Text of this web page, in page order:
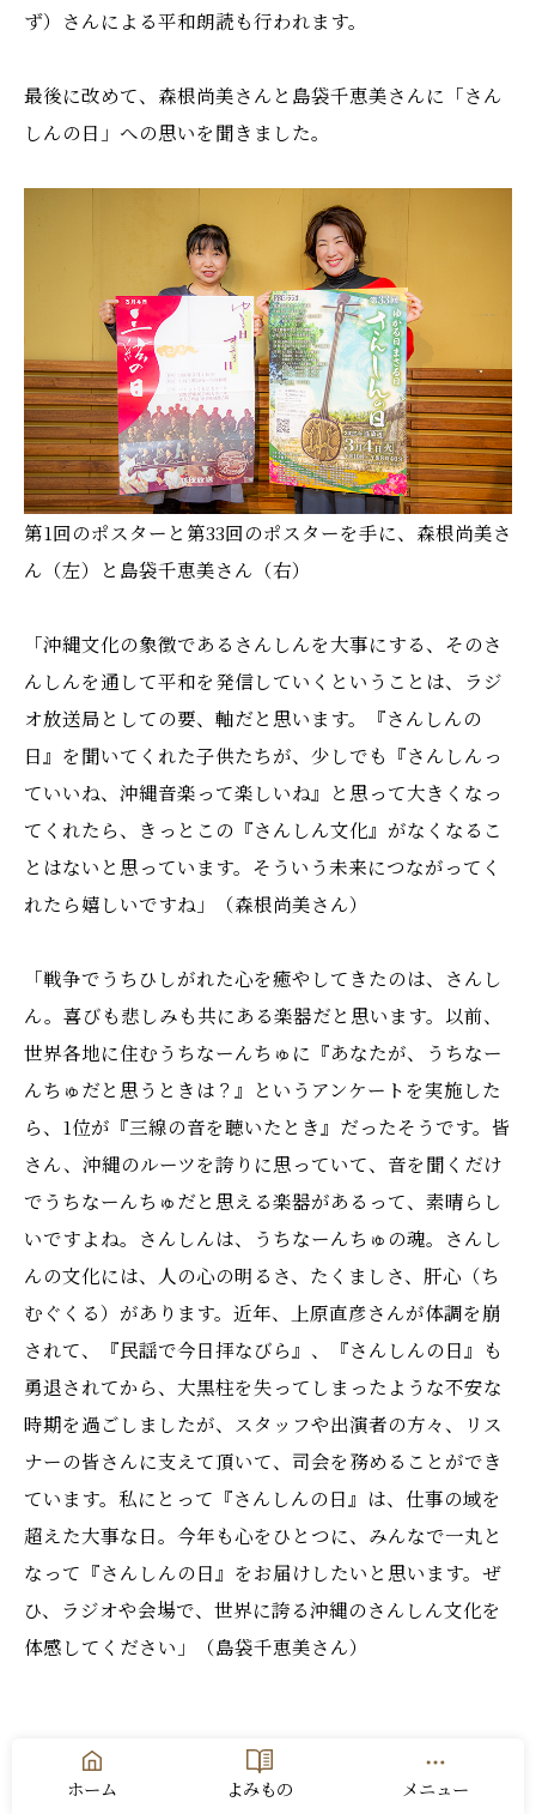
ず）さんによる平和朗読も行われます。
最後に改めて、森根尚美さんと島袋千恵美さんに「さん
しんの日」への思いを聞きました。
第1回のポスターと第33回のポスターを手に、森根尚美さ
ん（左）と島袋千恵美さん（右）
「沖縄文化の象徴であるさんしんを大事にする、そのさ
んしんを通して平和を発信していくということは、ラジ
オ放送局としての要、軸だと思います。『さんしんの
日』を聞いてくれた子供たちが、少しでも『さんしんっ
ていいね、沖縄音楽って楽しいね』と思って大きくなっ
てくれたら、きっとこの『さんしん文化』がなくなるこ
とはないと思っています。そういう未来につながってく
れたら嬉しいですね」（森根尚美さん）
「戦争でうちひしがれた心を癒やしてきたのは、さんし
ん。喜びも悲しみも共にある楽器だと思います。以前、
世界各地に住むうちなーんちゅに『あなたが、うちなー
んちゅだと思うときは？』というアンケートを実施した
ら、1位が『三線の音を聴いたとき』だったそうです。皆
さん、沖縄のルーツを誇りに思っていて、音を聞くだけ
でうちなーんちゅだと思える楽器があるって、素晴らし
いですよね。さんしんは、うちなーんちゅの魂。さんし
んの文化には、人の心の明るさ、たくましさ、肝心（ち
むぐくる）があります。近年、上原直彦さんが体調を崩
されて、『民謡で今日拝なびら』、『さんしんの日』も
勇退されてから、大黒柱を失ってしまったような不安な
時期を過ごしましたが、スタッフや出演者の方々、リス
ナーの皆さんに支えて頂いて、司会を務めることができ
ています。私にとって『さんしんの日』は、仕事の域を
超えた大事な日。今年も心をひとつに、みんなで一丸と
なって『さんしんの日』をお届けしたいと思います。ぜ
ひ、ラジオや会場で、世界に誇る沖縄のさんしん文化を
体感してください」（島袋千恵美さん）
（データ）
第33回「ゆかる日 まさる日 さんしんの日」
ホーム よみもの メニュー